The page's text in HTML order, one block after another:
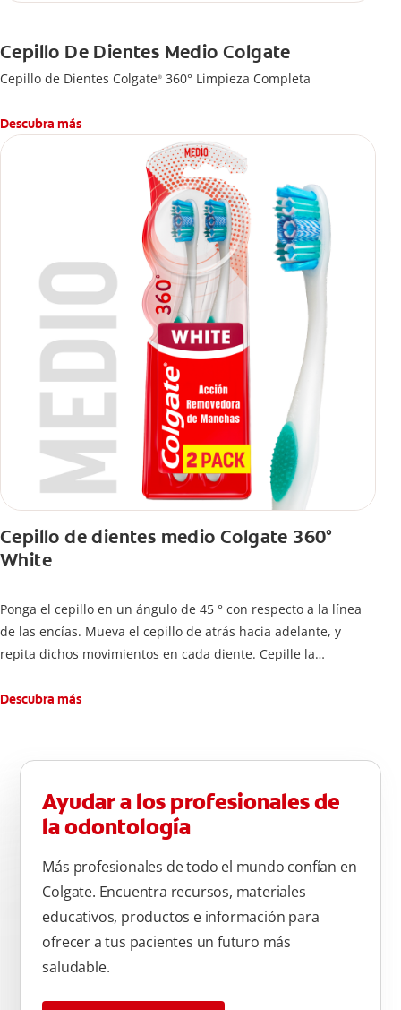
Cepillo De Dientes Medio Colgate
Cepillo de Dientes Colgate® 360° Limpieza Completa
Descubra más
Cepillo de dientes medio Colgate 360°
White
Ponga el cepillo en un ángulo de 45 ° con respecto a la línea
de las encías. Mueva el cepillo de atrás hacia adelante, y
repita dichos movimientos en cada diente. Cepille la
atrás hacia adelante. Cepille la superficie masticatoria (parte
atrás, arriba y abajo, en la parte superior e inferior. No se
olvide de cepillar la lengua para quitar el mal olor causado
por las bacterias.
Descubra más
Ayudar a los profesionales de
la odontología
Más profesionales de todo el mundo confían en
Colgate. Encuentra recursos, materiales
educativos, productos e información para
ofrecer a tus pacientes un futuro más
saludable.